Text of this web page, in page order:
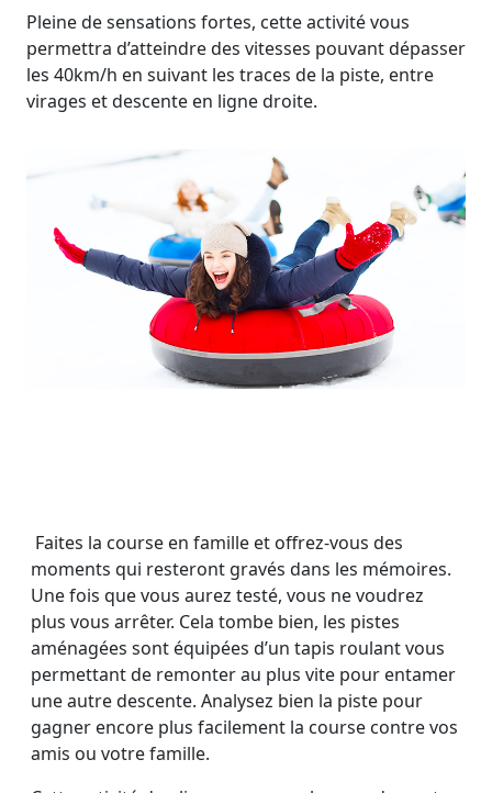
Pleine de sensations fortes, cette activité vous
permettra d’atteindre des vitesses pouvant dépasser
les 40km/h en suivant les traces de la piste, entre
virages et descente en ligne droite.
Faites la course en famille et offrez-vous des
moments qui resteront gravés dans les mémoires.
Une fois que vous aurez testé, vous ne voudrez
plus vous arrêter. Cela tombe bien, les pistes
aménagées sont équipées d’un tapis roulant vous
permettant de remonter au plus vite pour entamer
une autre descente. Analysez bien la piste pour
gagner encore plus facilement la course contre vos
amis ou votre famille.